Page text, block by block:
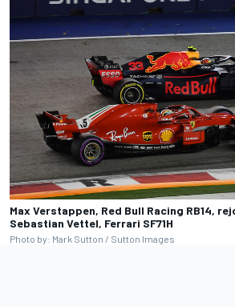
Max Verstappen, Red Bull Racing RB14,
Sebastian Vettel, Ferrari SF71H
Photo by: Mark Sutton / Sutton Images